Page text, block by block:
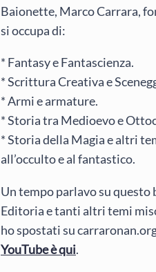
Baionette, Marco Carrara,
si occupa di:
* Fantasy e Fantascienza.
* Scrittura Creativa e
* Armi e armature.
* Storia tra Medioevo e
* Storia della Magia e altri
all’occulto e al fantastico.
Un tempo parlavo su questo
Editoria e tanti altri temi
ho spostati su
YouTube è qui.